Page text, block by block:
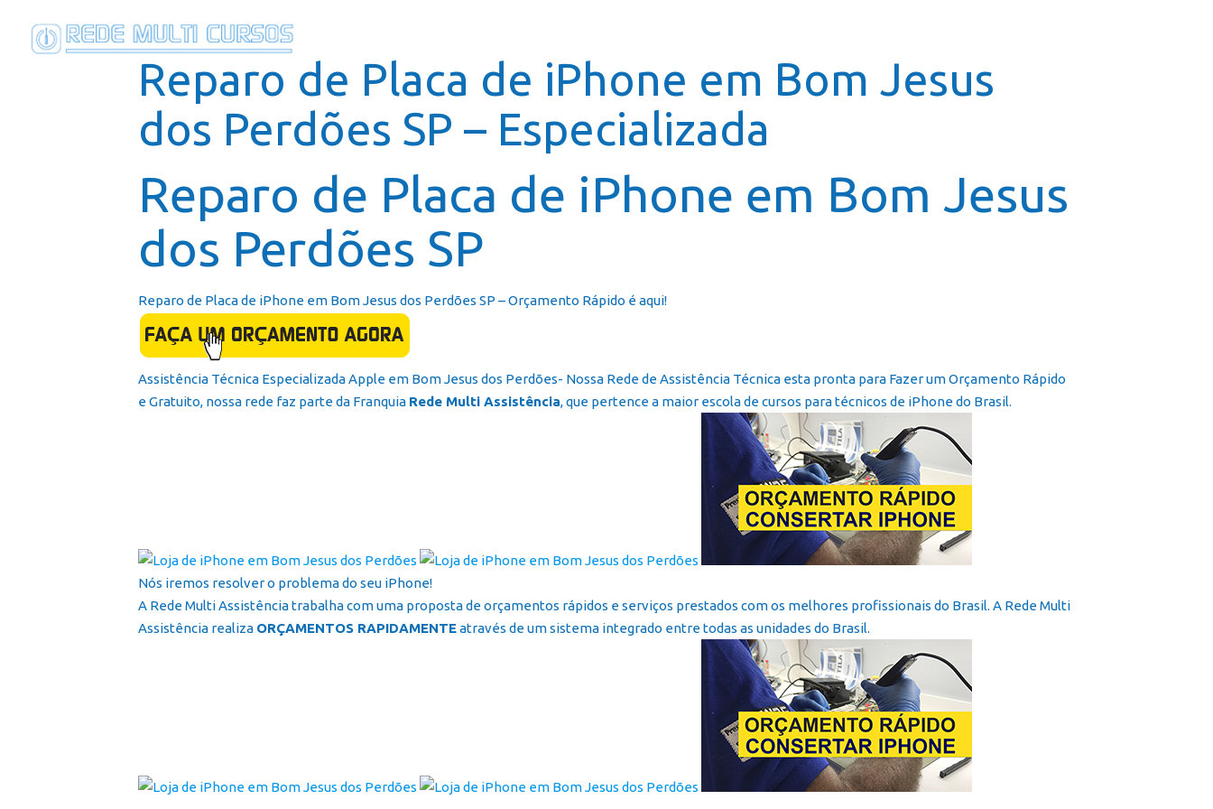
Reparo de Placa de iPhone em Bom Jesus
dos Perdões SP – Especializada
Reparo de Placa de iPhone em Bom Jesus
dos Perdões SP
Reparo de Placa de iPhone em Bom Jesus dos Perdões SP – Orçamento Rápido é aqui!
Assistência Técnica Especializada Apple em Bom Jesus dos Perdões- Nossa Rede de Assistência Técnica esta pronta para Fazer um Orçamento Rápido
e Gratuito, nossa rede faz parte da Franquia Rede Multi Assistência, que pertence a maior escola de cursos para técnicos de iPhone do Brasil.
Nós iremos resolver o problema do seu iPhone!
A Rede Multi Assistência trabalha com uma proposta de orçamentos rápidos e serviços prestados com os melhores profissionais do Brasil. A Rede Multi
Assistência realiza ORÇAMENTOS RAPIDAMENTEatravés de um sistema integrado entre todas as unidades do Brasil.